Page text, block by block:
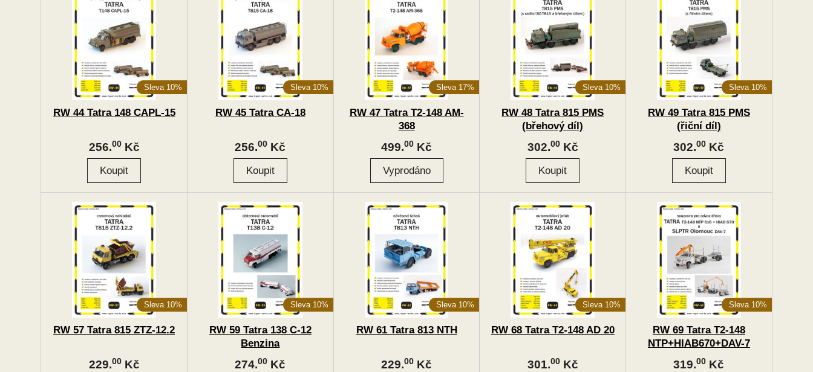
Sleva 10%
RW 44 Tatra 148 CAPL-15
256.00Kč
Sleva 10%
RW 45 Tatra CA-18
256.00 Kč
Sleva 17%
RW 47 Tatra T2-148 AM-
368
499.00 Kč
Sleva 10%
RW 48 Tatra 815 PMS
(břehový díl)
302.00Kč
Sleva 10%
RW 49 Tatra 815 PMS
(řiční díl)
302.00 Kč
Sleva 10%
RW 57 Tatra 815 ZTZ-12.2
229.00Kč
Sleva 10%
RW 59 Tatra 138 C-12
Benzina
274.00 Kč
Sleva 10%
RW 61 Tatra 813 NTH
229.00 Kč
Sleva 10%
RW 68 Tatra T2-148 AD 20
301.00Kč
Sleva 10%
RW 69 Tatra T2-148
NTP+HIAB670+DAV-7
319.00 Kč